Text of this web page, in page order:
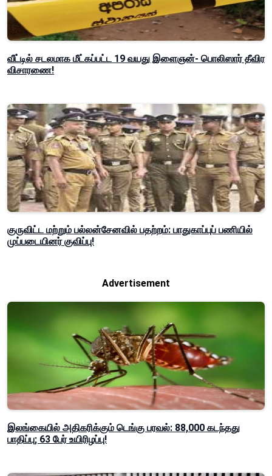
வீட்டில் சடலமாக மீட்கப்பட்ட 19 வயது இளைஞன்- பொலிஸார் தீவிர
விசாரணை!
குருவிட்ட மற்றும் பல்லன்சேனவில் பதற்றம்: பாதுகாப்புப் பணியில்
முப்படையினர் குவிப்பு!
Advertisement
இலங்கையில் அதிகரிக்கும் டெங்கு பரவல்: 88,000 கடந்தது
பாதிப்பு; 63 பேர் உயிரிழப்பு!